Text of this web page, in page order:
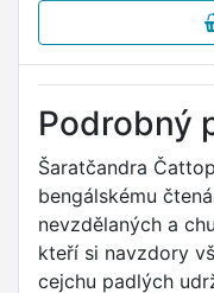
Podrobný
Šaratčandra
bengálskému
nevzdělaných a
kteří si navzdory
cejchu padlých